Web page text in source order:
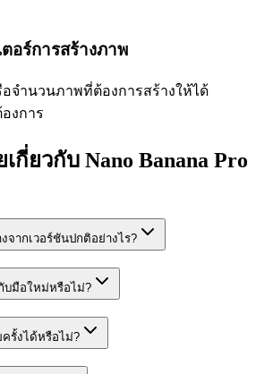
อร์การสร้างภาพ
จำนวนภาพที่ต้องการสร้างให้ได้
งการ
กี่ยวกับ Nano Banana Pro
จากเวอร์ชันปกติอย่างไร?
กับมือใหม่หรือไม่?
รั้งได้หรือไม่?